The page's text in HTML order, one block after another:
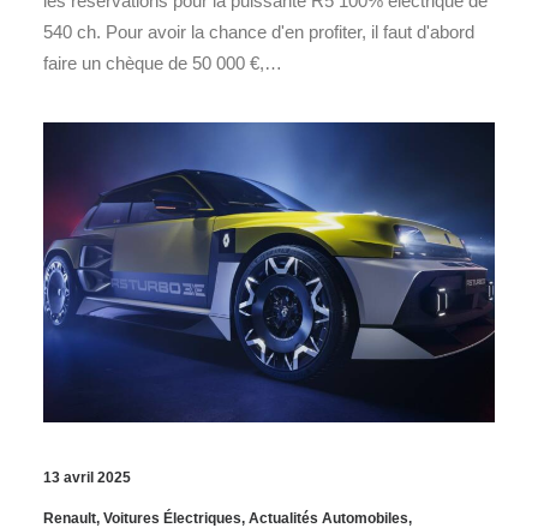
540 ch. Pour avoir la chance d'en profiter, il faut d'abord
faire un chèque de 50 000 €,…
13 avril 2025
Renault, Voitures Électriques, Actualités Automobiles,